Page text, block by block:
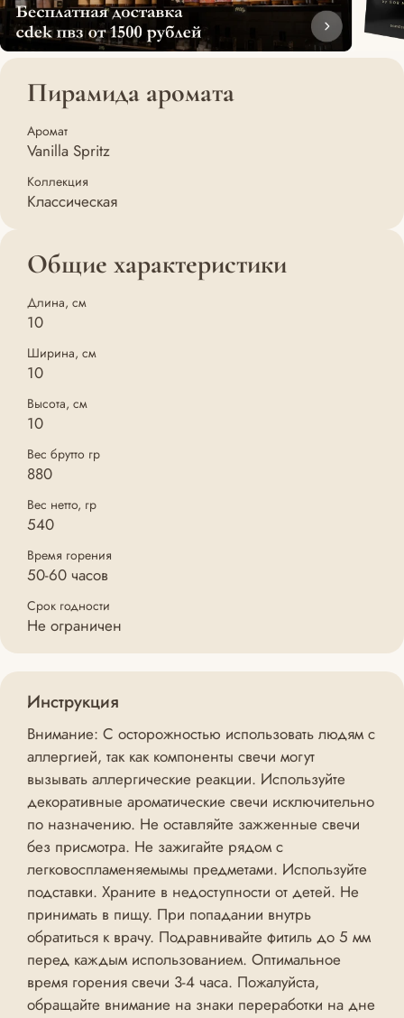
Пирамида аромата
Аромат
Vanilla Spritz
Коллекция
Классическая
Общие характеристики
Длина, см
10
Ширина, см
10
Высота, см
10
Вес брутто гр
880
Вес нетто, гр
540
Время горения
50-60 часов
Срок годности
Не ограничен
Инструкция
Внимание: С осторожностью использовать людям с
аллергией, так как компоненты свечи могут
вызывать аллергические реакции. Используйте
декоративные ароматические свечи исключительно
по назначению. Не оставляйте зажженные свечи
без присмотра. Не зажигайте рядом с
легковоспламеняемымы предметами. Используйте
подставки. Храните в недоступности от детей. Не
принимать в пищу. При попадании внутрь
обратиться к врачу. Подравнивайте фитиль до 5 мм
перед каждым использованием. Оптимальное
время горения свечи 3-4 часа. Пожалуйста,
обращайте внимание на знаки переработки на дне